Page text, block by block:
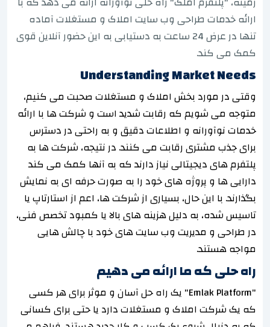
ارائه خدمات طراحی وب سایت املاک و مستغلات آماده
تنها در عرض 24 ساعت به دستیابی به این حضور آنلاین قوی
کمک می کند.
Understanding Market Needs
وقتی در مورد بخش املاک و مستغلات صحبت می کنیم،
متوجه می شویم که رقابت شدید است و شرکت ها با ارائه
خدمات نوآورانه و اطلاعات دقیق و به راحتی در دسترس
برای جذب مشتری رقابت می کنند. در نتیجه، شرکت ها به
پلتفرم های دیجیتالی نیاز دارند که به آنها کمک می کند
دارایی ها و پروژه های خود را به صورت حرفه ای به نمایش
بگذارند. با این حال، بسیاری از شرکت ها، اعم از استارتاپ یا
تاسیس شده، به دلیل هزینه های بالا یا کمبود تخصص فنی،
در طراحی و مدیریت وب سایت های خود با چالش هایی
مواجه هستند.
راه حلی که ما ارائه می دهیم
"Emlak Platform" یک راه حل آسان و موثر برای هر کسی
که یک شرکت املاک و مستغلات دارد یا حتی برای کسانی